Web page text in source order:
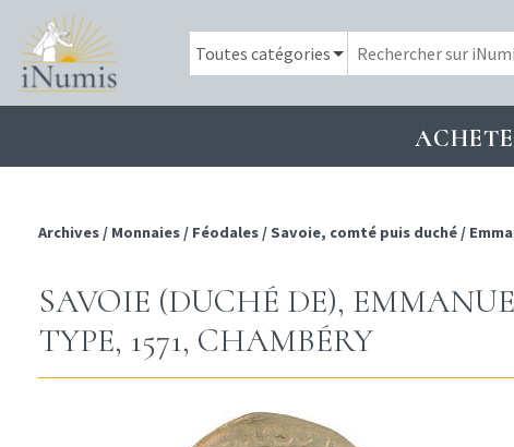
Archives / Monnaies / Féodales / Savoie, comté puis duché /
SAVOIE (DUCHÉ DE),
TYPE, 1571, CHAMBÉRY